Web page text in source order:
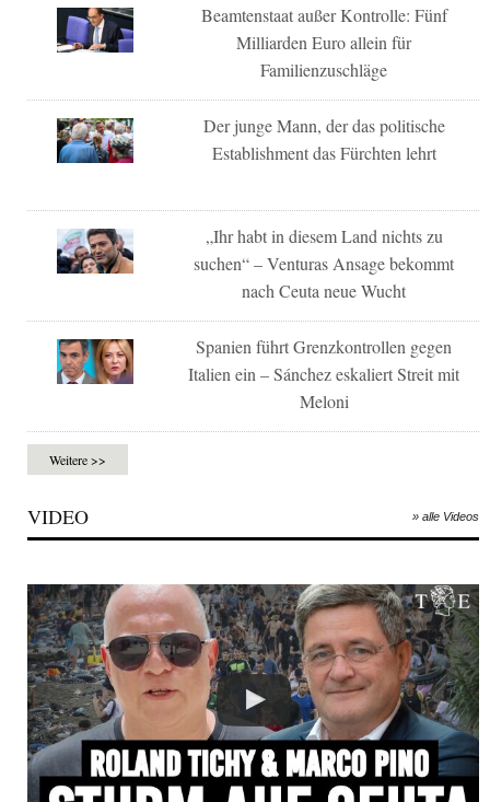
Beamtenstaat außer Kontrolle: Fünf
Milliarden Euro allein für
Familienzuschläge
Der junge Mann, der das politische
Establishment das Fürchten lehrt
„Ihr habt in diesem Land nichts zu
suchen“ – Venturas Ansage bekommt
nach Ceuta neue Wucht
Spanien führt Grenzkontrollen gegen
Italien ein – Sánchez eskaliert Streit mit
Meloni
Weitere >>
VIDEO » alle Videos